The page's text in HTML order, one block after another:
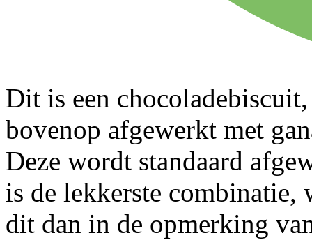
Dit is een
bovenop afgewerkt met
Deze wordt standaard
is de lekkerste combinatie,
dit dan in de opmerking